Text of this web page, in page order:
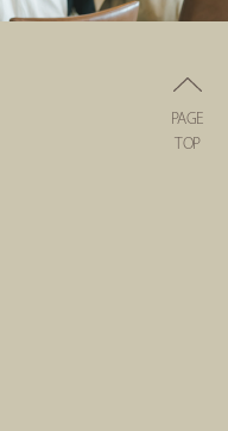
PAGE
TOP